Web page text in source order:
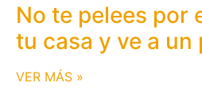
No te pelees por
tu casa y ve a un
VER MÁS »